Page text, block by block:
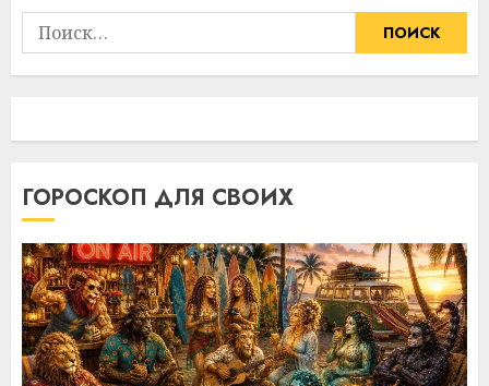
Найти:
ГОРОСКОП ДЛЯ СВОИХ